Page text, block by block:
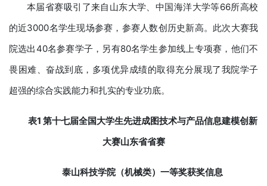
本届省赛吸引了来自山东大学、中国海洋大学等66所高校
的近3000名学生现场参赛，参赛人数创历史新高。此次大赛我
院选出40名参赛学子，另有80名学生参加线上专项赛，他们不
畏困难、奋战到底，多项优异成绩的取得充分展现了我院学子
超强的综合实践能力和扎实的专业功底。
表1 第十七届全国大学生先进成图技术与产品信息建模创新
大赛山东省省赛
泰山科技学院（机械类）一等奖获奖信息